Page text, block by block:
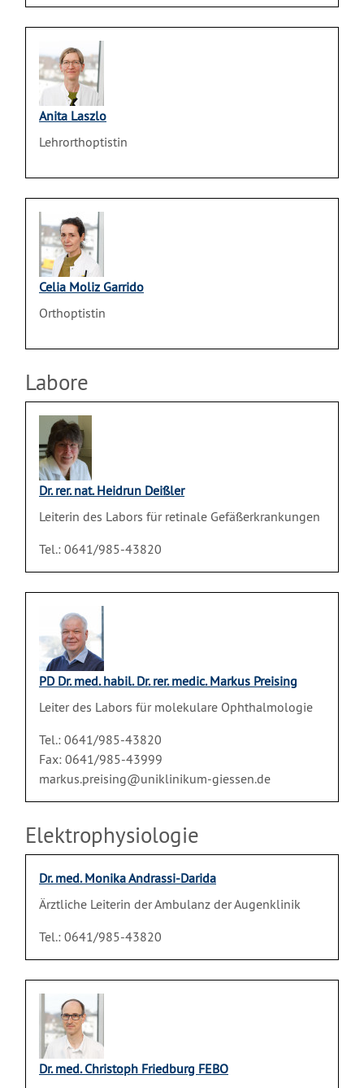
Anita Laszlo
Lehrorthoptistin
Celia Moliz Garrido
Orthoptistin
Labore
Dr. rer. nat. Heidrun Deißler
Leiterin des Labors für retinale Gefäßerkrankungen
Tel.: 0641/985-43820
PD Dr. med. habil. Dr. rer. medic. Markus Preising
Leiter des Labors für molekulare Ophthalmologie
Tel.: 0641/985-43820
Fax: 0641/985-43999
markus.preising@uniklinikum-giessen.de
Elektrophysiologie
Dr. med. Monika Andrassi-Darida
Ärztliche Leiterin der Ambulanz der Augenklinik
Tel.: 0641/985-43820
Dr. med. Christoph Friedburg FEBO